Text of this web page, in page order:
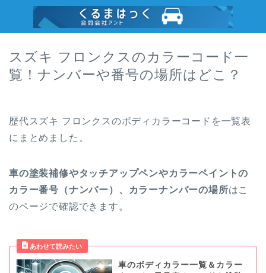
スズキ フロンクスのカラーコード一
覧！ナンバーや番号の場所はどこ？
歴代スズキ フロンクスのボディカラーコードを一覧表
にまとめました。
車の塗装補修やタッチアップペンやカラーペイントの
カラー番号（ナンバー）、カラーナンバーの場所はこ
のページで確認できます。
車のボディカラー一覧＆カラー